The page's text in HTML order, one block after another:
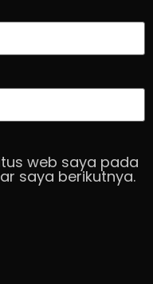
web saya pada
saya berikutnya.